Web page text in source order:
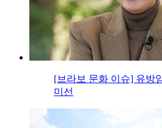
[브라보 문화 이슈] 유방
미선